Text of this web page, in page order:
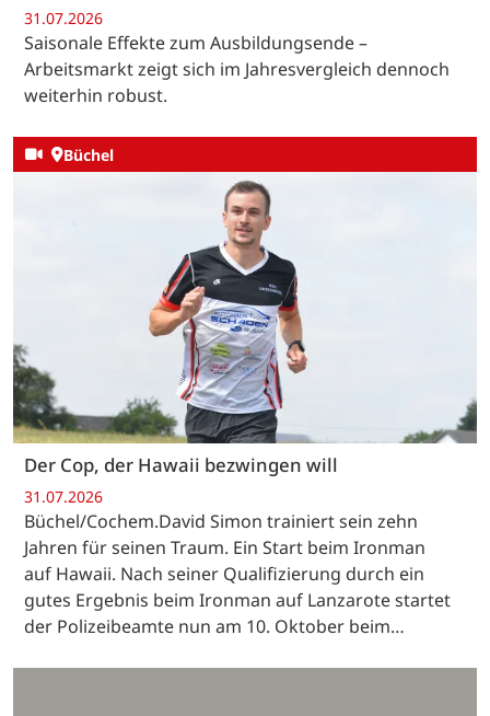
31.07.2026
Saisonale Effekte zum Ausbildungsende –
Arbeitsmarkt zeigt sich im Jahresvergleich dennoch
weiterhin robust.
Büchel
Der Cop, der Hawaii bezwingen will
31.07.2026
Büchel/Cochem.David Simon trainiert sein zehn
Jahren für seinen Traum. Ein Start beim Ironman
auf Hawaii. Nach seiner Qualifizierung durch ein
gutes Ergebnis beim Ironman auf Lanzarote startet
der Polizeibeamte nun am 10. Oktober beim…